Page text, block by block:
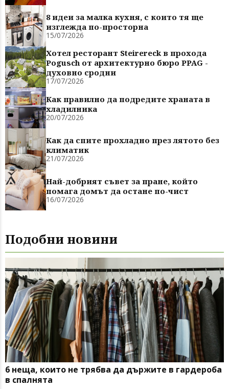
8 идеи за малка кухня, с които тя ще
изглежда по-просторна
15/07/2026
Хотел ресторант Steirereck в прохода
Pogusch от архитектурно бюро PPAG -
духовно сродни
17/07/2026
Как правилно да подредите храната в
хладилника
20/07/2026
Как да спите прохладно през лятото без
климатик
21/07/2026
Най-добрият съвет за пране, който
помага домът да остане по-чист
16/07/2026
Подобни новини
6 неща, които не трябва да държите в гардероба
в спалнята